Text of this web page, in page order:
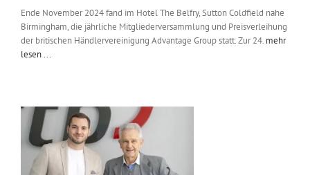
Wissen
Product Guide
Jobshop
Suche
nach:
Ende November 2024 fand im Hotel The Belfry, Sutton Coldfield nahe
Birmingham, die jährliche Mitgliederversammlung und Preisverleihung
der britischen Händlervereinigung Advantage Group statt. Zur 24. mehr
lesen ...